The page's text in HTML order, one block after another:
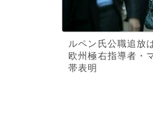
ルペン氏公職追放
欧州極右指導者・
帯表明